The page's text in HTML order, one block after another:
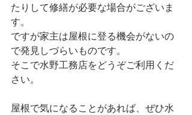
たりして修繕が必要な場合がございま
す。
ですが家主は屋根に登る機会がないの
で発見しづらいものです。
そこで水野工務店をどうぞご利用くだ
さい。
屋根で気になることがあれば、ぜひ水